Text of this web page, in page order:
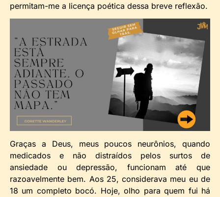
permitam-me a licença poética dessa breve reflexão.
Graças a Deus, meus poucos neurônios, quando
medicados e não distraídos pelos surtos de
ansiedade ou depressão, funcionam até que
razoavelmente bem. Aos 25, considerava meu eu de
18 um completo bocó. Hoje, olho para quem fui há